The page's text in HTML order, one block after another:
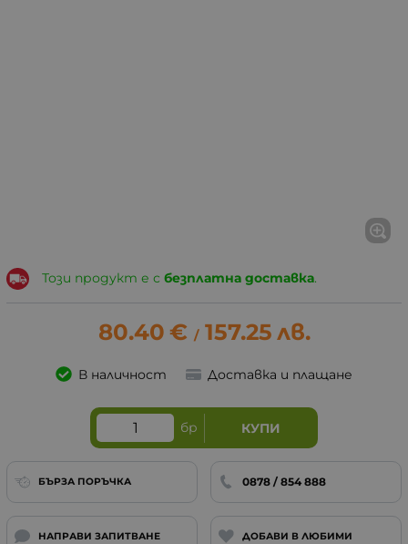
Този продукт е с безплатна доставка.
80.40 € / 157.25 лв.
В наличност Доставка и плащане
бр КУПИ
БЪРЗА ПОРЪЧКА 0878 / 854 888
НАПРАВИ ЗАПИТВАНЕ ДОБАВИ В ЛЮБИМИ